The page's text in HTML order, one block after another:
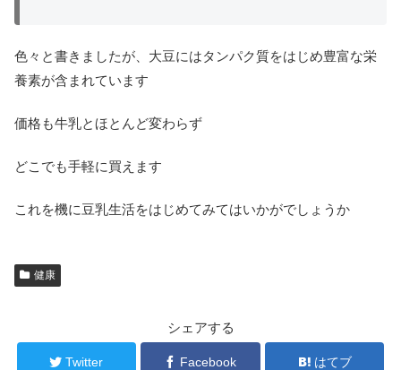
色々と書きましたが、大豆にはタンパク質をはじめ豊富な栄
養素が含まれています
価格も牛乳とほとんど変わらず
どこでも手軽に買えます
これを機に豆乳生活をはじめてみてはいかがでしょうか
健康
シェアする
Twitter Facebook はてブ